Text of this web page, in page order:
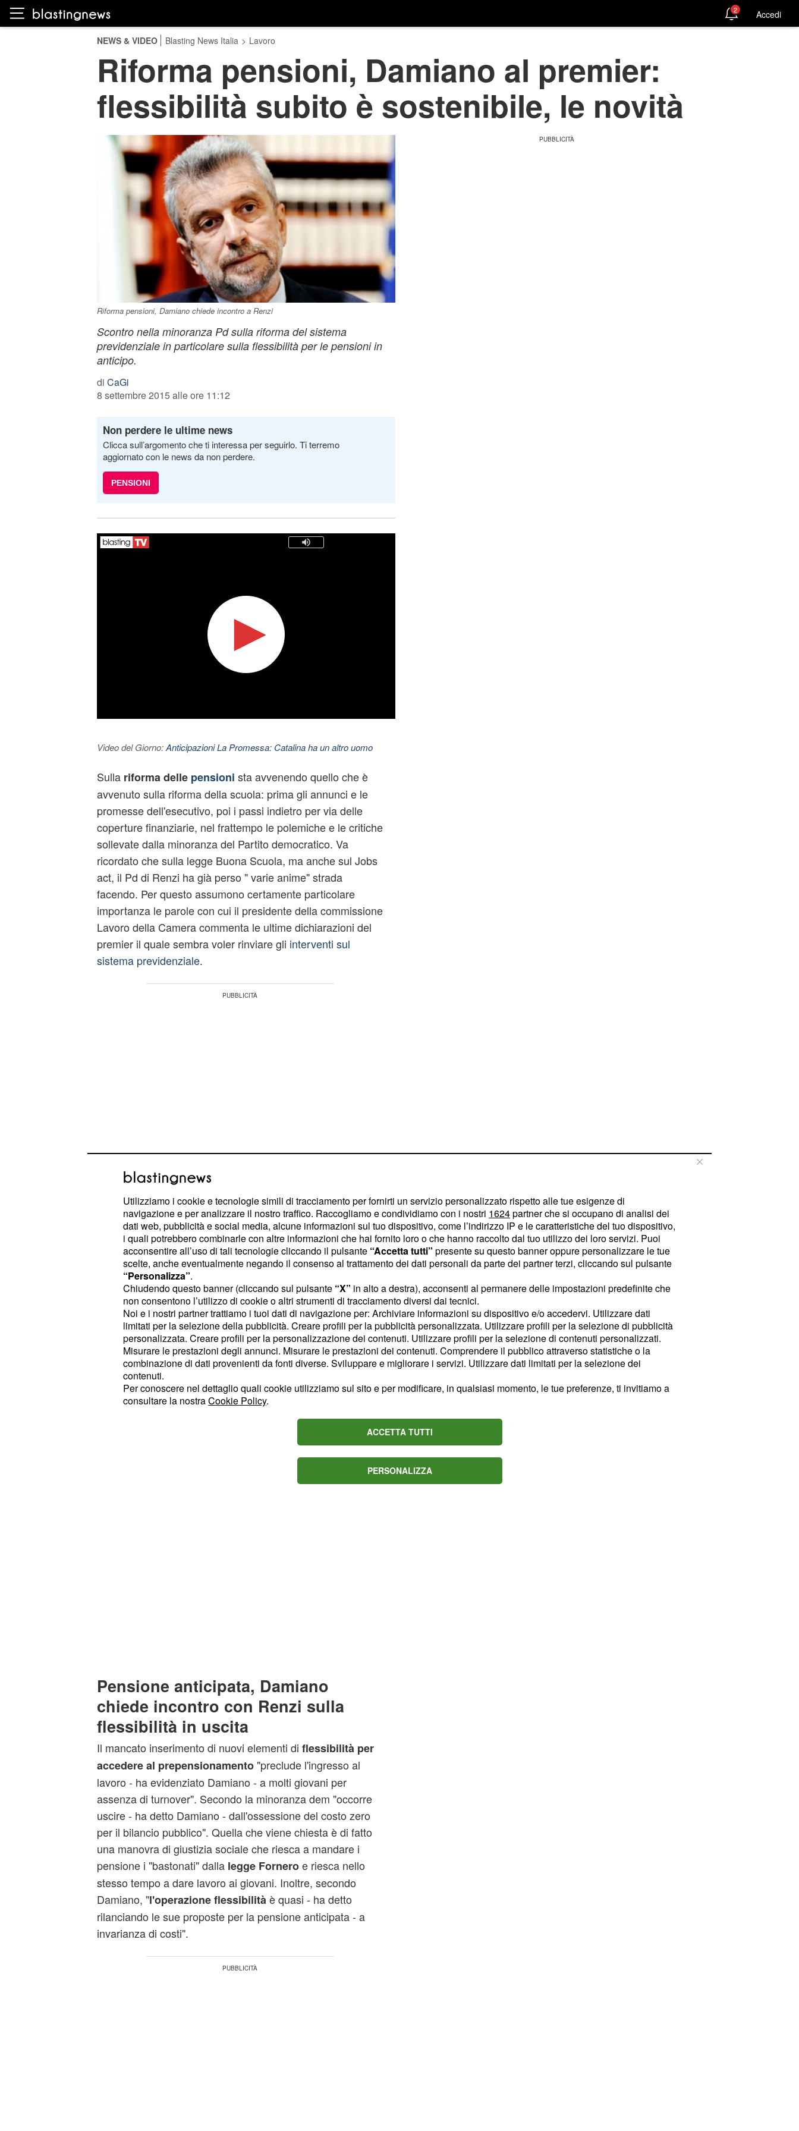
2 Accedi
NEWS & VIDEO Blasting News Italia > Lavoro
Riforma pensioni, Damiano al premier:
flessibilità subito è sostenibile, le novità
Riforma pensioni, Damiano chiede incontro a Renzi
Scontro nella minoranza Pd sulla riforma del sistema
previdenziale in particolare sulla flessibilità per le pensioni in
anticipo.
di CaGi
8 settembre 2015 alle ore 11:12
Non perdere le ultime news
Clicca sull’argomento che ti interessa per seguirlo. Ti terremo
aggiornato con le news da non perdere.
PENSIONI
Video del Giorno:Anticipazioni La Promessa: Catalina ha un altro uomo
Sulla riforma delle pensioni sta avvenendo quello che è
avvenuto sulla riforma della scuola: prima gli annunci e le
promesse dell'esecutivo, poi i passi indietro per via delle
coperture finanziarie, nel frattempo le polemiche e le critiche
sollevate dalla minoranza del Partito democratico. Va
ricordato che sulla legge Buona Scuola, ma anche sul Jobs
act, il Pd di Renzi ha già perso " varie anime" strada
facendo. Per questo assumono certamente particolare
importanza le parole con cui il presidente della commissione
Lavoro della Camera commenta le ultime dichiarazioni del
premier il quale sembra voler rinviare gli interventi sul
sistema previdenziale.
Previdenza, le ultime novità
annunciate da Renzi e la reazione
della minoranza Pd
"Se il Governo decide di non affrontare la questione della
flessibilità nellalegge di Stabilità
Damiano, parlamentare della minoranza dem - oltre a
smentire un annuncio fatto, compie - ha sottolineato - una
scelta sbagliata e poco lungimirante". Una scelta, quella del
possibile rinvio della riforma pensioni, che deluderebbe
inevitabilmente le speranze accese dal governo in molti
lavoratori sulla soglia del pensionamento, sono migliaia
quelli che vorrebbero accedere allapensione anticipata
- ha detto l'ex ministro del
perso il lavoro dopo i sessanta
Pensione anticipata, Damiano
chiede incontro con Renzi sulla
flessibilità in uscita
Il mancato inserimento di nuovi elementi di flessibilità per
accedere al prepensionamento"preclude l'ingresso al
lavoro - ha evidenziato Damiano - a molti giovani per
assenza di turnover". Secondo la minoranza dem "occorre
uscire - ha detto Damiano - dall'ossessione del costo zero
per il bilancio pubblico". Quella che viene chiesta è di fatto
una manovra di giustizia sociale che riesca a mandare i
pensione i "bastonati" dalla legge Forneroe riesca nello
stesso tempo a dare lavoro ai giovani. Inoltre, secondo
Damiano, "l'operazione flessibilità è quasi - ha detto
rilanciando le sue proposte per la pensione anticipata - a
invarianza di costi".
Utilizziamo i cookie e tecnologie simili di tracciamento per fornirti un servizio personalizzato rispetto alle tue esigenze di
navigazione e per analizzare il nostro traffico. Raccogliamo e condividiamo con i nostri 1624partner che si occupano di analisi dei
dati web, pubblicità e social media, alcune informazioni sul tuo dispositivo, come l’indirizzo IP e le caratteristiche del tuo dispositivo,
i quali potrebbero combinarle con altre informazioni che hai fornito loro o che hanno raccolto dal tuo utilizzo dei loro servizi. Puoi
acconsentire all’uso di tali tecnologie cliccando il pulsante “Accetta tutti” presente su questo banner oppure personalizzare le tue
scelte, anche eventualmente negando il consenso al trattamento dei dati personali da parte dei partner terzi, cliccando sul pulsante
“Personalizza”.
Chiudendo questo banner (cliccando sul pulsante “X” in alto a destra), acconsenti al permanere delle impostazioni predefinite che
non consentono l’utilizzo di cookie o altri strumenti di tracciamento diversi dai tecnici.
Noi e i nostri partner trattiamo i tuoi dati di navigazione per: Archiviare informazioni su dispositivo e/o accedervi. Utilizzare dati
limitati per la selezione della pubblicità. Creare profili per la pubblicità personalizzata. Utilizzare profili per la selezione di pubblicità
personalizzata. Creare profili per la personalizzazione dei contenuti. Utilizzare profili per la selezione di contenuti personalizzati.
Misurare le prestazioni degli annunci. Misurare le prestazioni dei contenuti. Comprendere il pubblico attraverso statistiche o la
combinazione di dati provenienti da fonti diverse. Sviluppare e migliorare i servizi. Utilizzare dati limitati per la selezione dei
contenuti.
Per conoscere nel dettaglio quali cookie utilizziamo sul sito e per modificare, in qualsiasi momento, le tue preferenze, ti invitiamo a
consultare la nostraCookie Policy.
ACCETTA TUTTI
PERSONALIZZA